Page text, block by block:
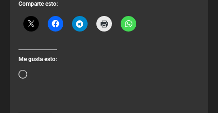
Comparte esto:
Me gusta esto: